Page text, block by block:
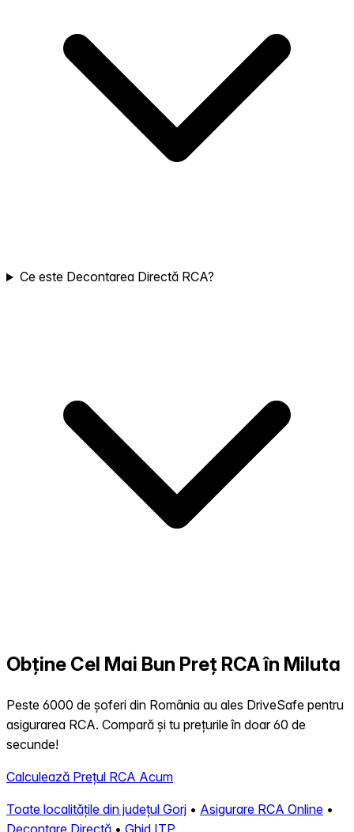
Ce este Decontarea Directă RCA?
Obține Cel Mai Bun Preț RCA în Miluta
Peste 6000 de șoferi din România au ales DriveSafe pentru
asigurarea RCA. Compară și tu prețurile în doar 60 de
secunde!
Calculează Prețul RCA Acum
Toate localitățile din județul Gorj • Asigurare RCA Online •